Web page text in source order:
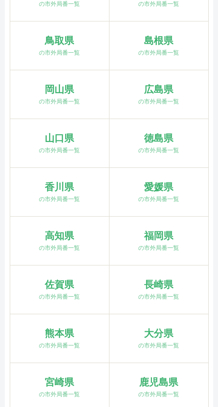
の市外局番一覧 の市外局番一覧
鳥取県
の市外局番一覧
島根県
の市外局番一覧
岡山県
の市外局番一覧
広島県
の市外局番一覧
山口県
の市外局番一覧
徳島県
の市外局番一覧
香川県
の市外局番一覧
愛媛県
の市外局番一覧
高知県
の市外局番一覧
福岡県
の市外局番一覧
佐賀県
の市外局番一覧
長崎県
の市外局番一覧
熊本県
の市外局番一覧
大分県
の市外局番一覧
宮崎県
の市外局番一覧
鹿児島県
の市外局番一覧